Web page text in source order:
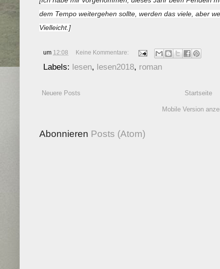
dem Tempo weitergehen sollte, werden das viele, aber
Vielleicht.]
um 12:08 Keine Kommentare:
Labels: lesen, lesen2018, roman
Neuere Posts Startseite
Mobile Version
Abonnieren Posts (Atom)